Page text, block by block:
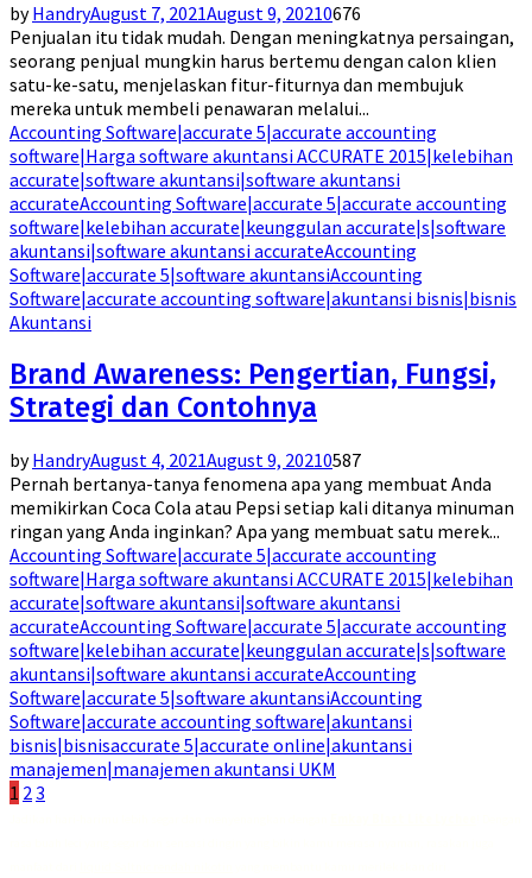
byHandryAugust 7, 2021August 9, 20210676
Penjualan itu tidak mudah. Dengan meningkatnya persaingan,
seorang penjual mungkin harus bertemu dengan calon klien
satu-ke-satu, menjelaskan fitur-fiturnya dan membujuk
mereka untuk membeli penawaran melalui...
Accounting Software|accurate 5|accurate accounting
software|Harga software akuntansi ACCURATE 2015|kelebihan
accurate|software akuntansi|software akuntansi
accurateAccounting Software|accurate 5|accurate accounting
software|kelebihan accurate|keunggulan accurate|s|software
akuntansi|software akuntansi accurateAccounting
Software|accurate 5|software akuntansiAccounting
Software|accurate accounting software|akuntansi bisnis|bisnis
Akuntansi
Brand Awareness: Pengertian, Fungsi,
Strategi dan Contohnya
byHandryAugust 4, 2021August 9, 20210587
Pernah bertanya-tanya fenomena apa yang membuat Anda
memikirkan Coca Cola atau Pepsi setiap kali ditanya minuman
ringan yang Anda inginkan? Apa yang membuat satu merek...
Accounting Software|accurate 5|accurate accounting
software|Harga software akuntansi ACCURATE 2015|kelebihan
accurate|software akuntansi|software akuntansi
accurateAccounting Software|accurate 5|accurate accounting
software|kelebihan accurate|keunggulan accurate|s|software
akuntansi|software akuntansi accurateAccounting
Software|accurate 5|software akuntansiAccounting
Software|accurate accounting software|akuntansi
bisnis|bisnisaccurate 5|accurate online|akuntansi
manajemen|manajemen akuntansi UKM
Posts
1 23